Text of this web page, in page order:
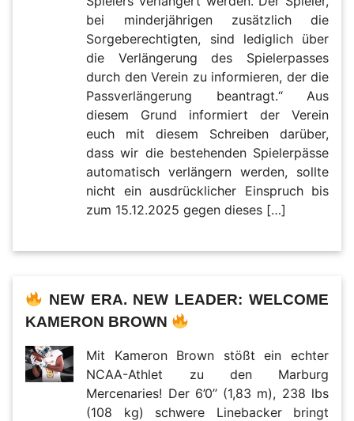
bei minderjährigen zusätzlich die
Sorgeberechtigten, sind lediglich über
die Verlängerung des Spielerpasses
durch den Verein zu informieren, der die
Passverlängerung beantragt.“ Aus
diesem Grund informiert der Verein
euch mit diesem Schreiben darüber,
dass wir die bestehenden Spielerpässe
automatisch verlängern werden, sollte
nicht ein ausdrücklicher Einspruch bis
zum 15.12.2025 gegen dieses […]
NEW ERA. NEW LEADER: WELCOME
KAMERON BROWN
Mit Kameron Brown stößt ein echter
NCAA-Athlet zu den Marburg
Mercenaries! Der 6’0’’ (1,83 m), 238 lbs
(108 kg) schwere Linebacker bringt